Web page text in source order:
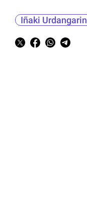
Iñaki Urdangarin